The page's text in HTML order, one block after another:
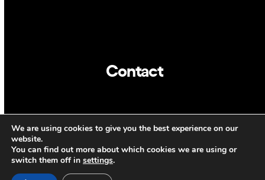
Contact
CAT ENG
We are using cookies to give you the best experience on our
website.
You can find out more about which cookies we are using or
switch them off in settings.